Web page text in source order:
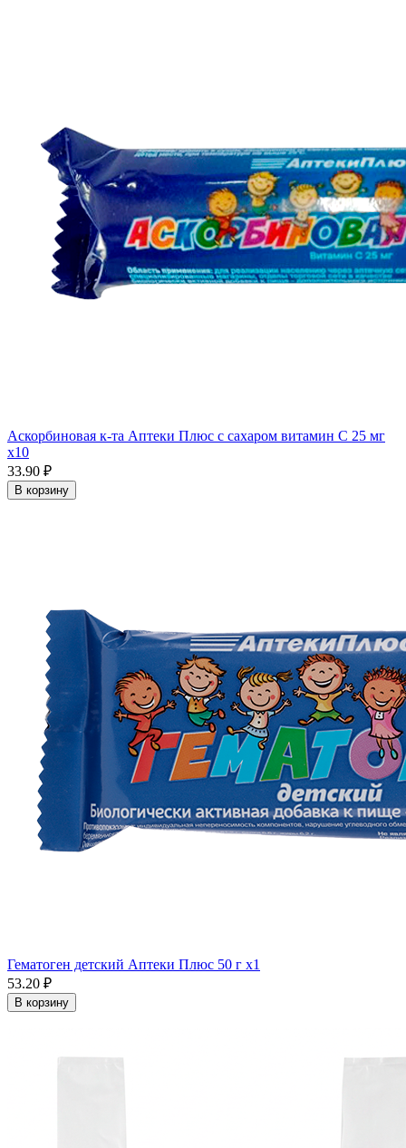
Аскорбиновая к-та Аптеки Плюс с сахаром витамин С 25 мг
x10
33.90 ₽
В корзину
Гематоген детский Аптеки Плюс 50 г x1
53.20 ₽
В корзину